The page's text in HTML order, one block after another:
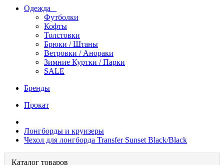
Одежда
Футболки
Кофты
Толстовки
Брюки / Штаны
Ветровки / Анораки
Зимние Куртки / Парки
SALE
Бренды
Прокат
Лонгборды и круизеры
Чехол для лонгборда Transfer Sunset Black/Black
Каталог товаров